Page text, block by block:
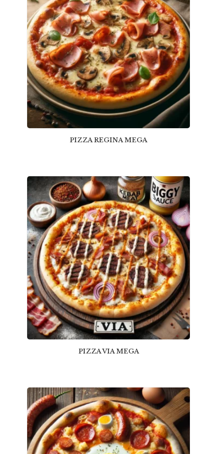
PIZZA REGINA MEGA
PIZZA VIA MEGA